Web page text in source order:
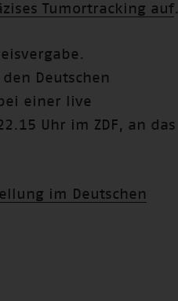
Tumortracking auf.
Deutschen
einer live
Uhr im ZDF, an das
im Deutschen